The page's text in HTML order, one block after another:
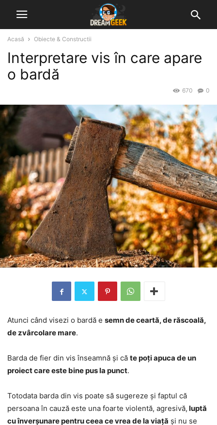
Acasă Obiecte & Constructii
Interpretare vis în care apare
o bardă
0
670
Atunci când visezi o bardă e semn de ceartă, de răscoală,
de zvârcolare mare.
Barda de fier din vis înseamnă și că te poți apuca de un
proiect care este bine pus la punct.
Totodata barda din vis poate să sugereze și faptul că
persoana în cauză este una foarte violentă, agresivă, luptă
cu înverșunare pentru ceea ce vrea de la viață și nu se